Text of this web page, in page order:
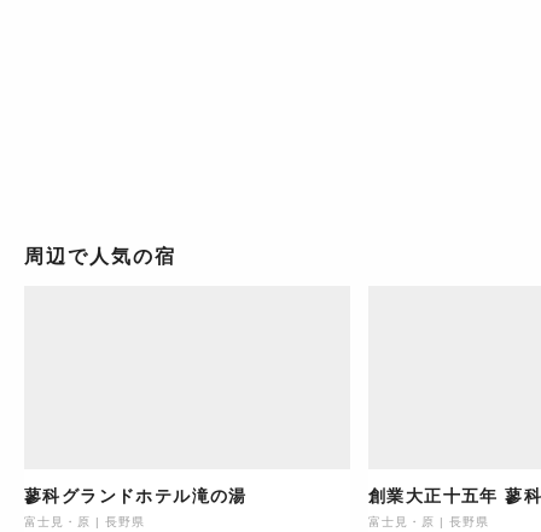
周辺で人気の宿
蓼科グランドホテル滝の湯
富士見・原 | 長野県
創業大正十五年 蓼
富士見・原 | 長野県